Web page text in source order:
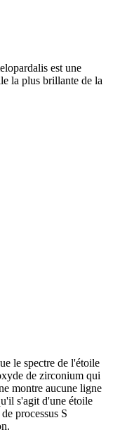
est une
la plus brillante de la
le spectre de l'étoile
de zirconium qui
montre aucune ligne
s'agit d'une étoile
processus S